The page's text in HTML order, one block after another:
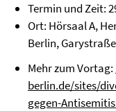
Termin und Zeit:
Ort: Hörsaal A,
Berlin,
Mehr zum Vortag:
berlin.de/sites/
gegen-